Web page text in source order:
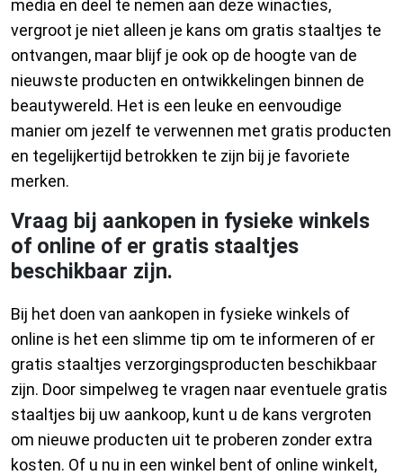
media en deel te nemen aan deze winacties,
vergroot je niet alleen je kans om gratis staaltjes te
ontvangen, maar blijf je ook op de hoogte van de
nieuwste producten en ontwikkelingen binnen de
beautywereld. Het is een leuke en eenvoudige
manier om jezelf te verwennen met gratis producten
en tegelijkertijd betrokken te zijn bij je favoriete
merken.
Vraag bij aankopen in fysieke winkels
of online of er gratis staaltjes
beschikbaar zijn.
Bij het doen van aankopen in fysieke winkels of
online is het een slimme tip om te informeren of er
gratis staaltjes verzorgingsproducten beschikbaar
zijn. Door simpelweg te vragen naar eventuele gratis
staaltjes bij uw aankoop, kunt u de kans vergroten
om nieuwe producten uit te proberen zonder extra
kosten. Of u nu in een winkel bent of online winkelt,